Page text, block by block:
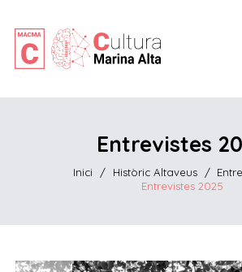
Entrevistes
Inici / Històric Altaveus /
Entrevistes 2025